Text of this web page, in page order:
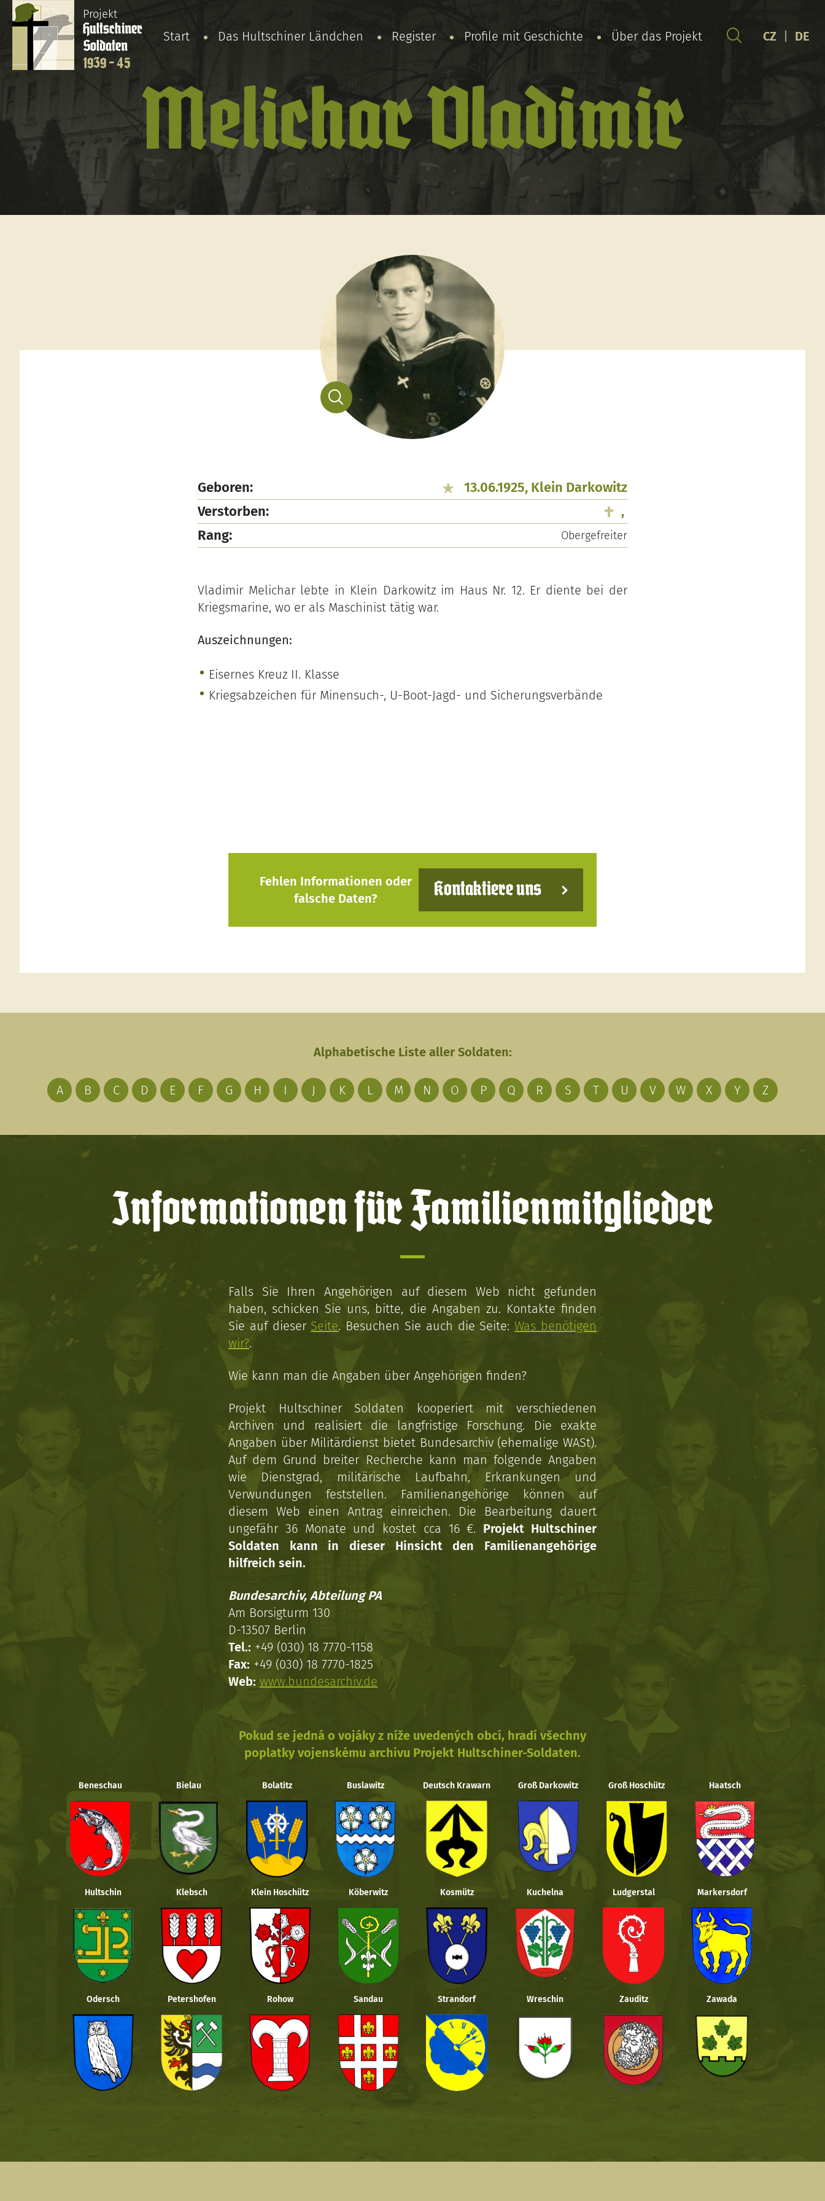
Projekt
Hultschiner
Soldaten
1939 - 45
Start Das Hultschiner Ländchen Register Profile mit Geschichte Über das Projekt CZ DE
Melichar Vladimir
Geboren:
13.06.1925, Klein Darkowitz
Verstorben:
,
Rang:
Obergefreiter
Vladimir Melichar lebte in Klein Darkowitz im Haus Nr. 12. Er diente bei der
Kriegsmarine, wo er als Maschinist tätig war.
Auszeichnungen:
Eisernes Kreuz II. Klasse
Kriegsabzeichen für Minensuch-, U-Boot-Jagd- und Sicherungsverbände
Fehlen Informationen oder
falsche Daten?
Kontaktiere uns
Alphabetische Liste aller Soldaten:
A B C D E F G H I J K L M N O P Q R S T U V W X Y Z
Informationen für Familienmitglieder
Falls Sie Ihren Angehörigen auf diesem Web nicht gefunden
haben, schicken Sie uns, bitte, die Angaben zu. Kontakte finden
Sie auf dieser Seite. Besuchen Sie auch die Seite:Was benötigen
wir?.
Wie kann man die Angaben über Angehörigen finden?
Projekt Hultschiner Soldaten kooperiert mit verschiedenen
Archiven und realisiert die langfristige Forschung. Die exakte
Angaben über Militärdienst bietet Bundesarchiv (ehemalige WASt).
Auf dem Grund breiter Recherche kann man folgende Angaben
wie Dienstgrad, militärische Laufbahn, Erkrankungen und
Verwundungen feststellen. Familienangehörige können auf
diesem Web einen Antrag einreichen. Die Bearbeitung dauert
ungefähr 36 Monate und kostet cca 16 €. Projekt Hultschiner
Soldaten kann in dieser Hinsicht den Familienangehörige
hilfreich sein.
Bundesarchiv, Abteilung PA
Am Borsigturm 130
D-13507 Berlin
Tel.: +49 (030) 18 7770-1158
Fax: +49 (030) 18 7770-1825
Web: www.bundesarchiv.de
Pokud se jedná o vojáky z níže uvedených obcí, hradí všechny
poplatky vojenskému archivu Projekt Hultschiner-Soldaten.
Beneschau Bielau Bolatitz Buslawitz Deutsch Krawarn Groß Darkowitz Groß Hoschütz Haatsch
Hultschin Klebsch Klein Hoschütz Köberwitz Kosmütz Kuchelna Ludgerstal Markersdorf
Odersch Petershofen Rohow Sandau Strandorf Wreschin Zauditz Zawada